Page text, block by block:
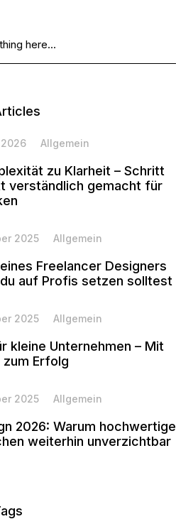
Allgemein
zu Klarheit – Schritt
verständlich gemacht für
2025 Allgemein
Freelancer Designers
auf Profis setzen solltest
2025 Allgemein
kleine Unternehmen – Mit
Erfolg
2025 Allgemein
2026: Warum hochwertige
weiterhin unverzichtbar